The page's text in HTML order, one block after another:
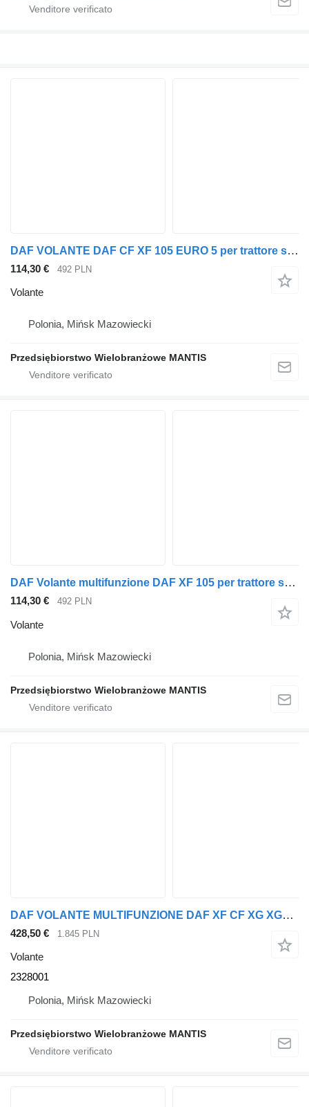
DAF VOLANTE DAF CF XF 105 EURO 5 per trattore stradale
114,30 € 492 PLN
Volante
Polonia, Mińsk Mazowiecki
Przedsiębiorstwo Wielobranżowe MANTIS
DAF Volante multifunzione DAF XF 105 per trattore stradale
114,30 € 492 PLN
Volante
Polonia, Mińsk Mazowiecki
Przedsiębiorstwo Wielobranżowe MANTIS
DAF VOLANTE MULTIFUNZIONE DAF XF CF XG XG+ 2328001 per trattore stradale DAF
428,50 € 1.845 PLN
Volante
2328001
Polonia, Mińsk Mazowiecki
Przedsiębiorstwo Wielobranżowe MANTIS